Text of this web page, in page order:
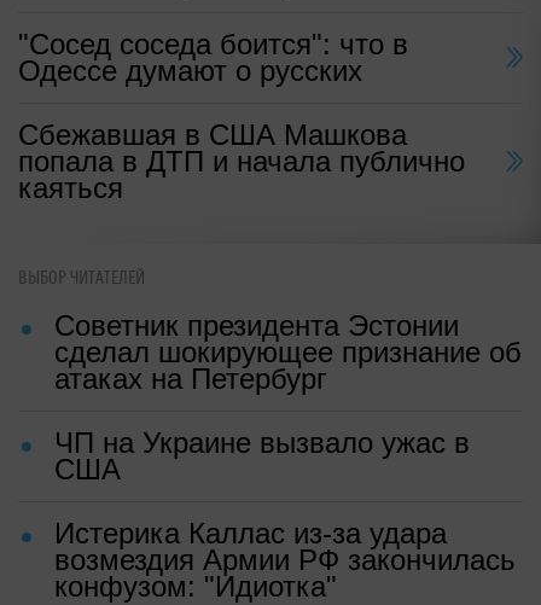
"Сосед соседа боится": что в
Одессе думают о русских
Сбежавшая в США Машкова
попала в ДТП и начала публично
каяться
ВЫБОР ЧИТАТЕЛЕЙ
Советник президента Эстонии
сделал шокирующее признание об
атаках на Петербург
ЧП на Украине вызвало ужас в
США
Истерика Каллас из-за удара
возмездия Армии РФ закончилась
конфузом: "Идиотка"